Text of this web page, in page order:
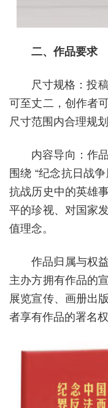
二、作品要求
尺寸规格：投
可至丈二，创作者
尺寸范围内合理规
内容导向：作
围绕 “纪念抗日战
抗战历史中的英雄
平的珍视、对国家
值理念。
作品归属与权
主办方拥有作品的
展览宣传、画册出
者享有作品的署名权